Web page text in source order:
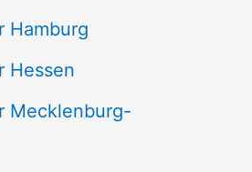
Hamburg
Hessen
Mecklenburg-